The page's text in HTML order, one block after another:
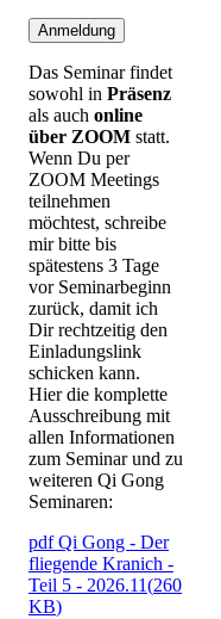
Anmeldung
Das Seminar findet
sowohl in Präsenz
als auch online
über ZOOM statt.
Wenn Du per
ZOOM Meetings
teilnehmen
möchtest, schreibe
mir bitte bis
spätestens 3 Tage
vor Seminarbeginn
zurück, damit ich
Dir rechtzeitig den
Einladungslink
schicken kann.
Hier die komplette
Ausschreibung mit
allen Informationen
zum Seminar und zu
weiteren Qi Gong
Seminaren:
pdfQi Gong - Der
fliegende Kranich -
Teil 5 - 2026.11(260
KB)